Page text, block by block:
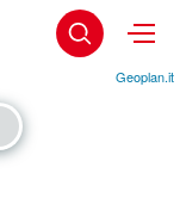
Geoplan.it